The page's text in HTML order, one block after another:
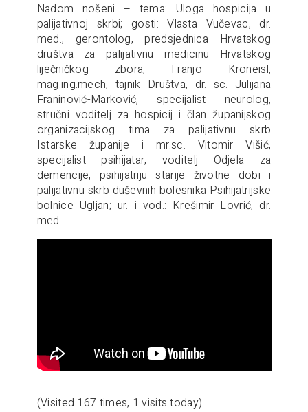
Nadom nošeni – tema: Uloga hospicija u
palijativnoj skrbi; gosti: Vlasta Vučevac, dr.
med., gerontolog, predsjednica Hrvatskog
društva za palijativnu medicinu Hrvatskog
liječničkog zbora, Franjo Kroneisl,
mag.ing.mech, tajnik Društva, dr. sc. Julijana
Franinović-Marković, specijalist neurolog,
stručni voditelj za hospicij i član županijskog
organizacijskog tima za palijativnu skrb
Istarske županije i mr.sc. Vitomir Višić,
specijalist psihijatar, voditelj Odjela za
demencije, psihijatriju starije životne dobi i
palijativnu skrb duševnih bolesnika Psihijatrijske
bolnice Ugljan; ur. i vod.: Krešimir Lovrić, dr.
med.
(Visited 167 times, 1 visits today)